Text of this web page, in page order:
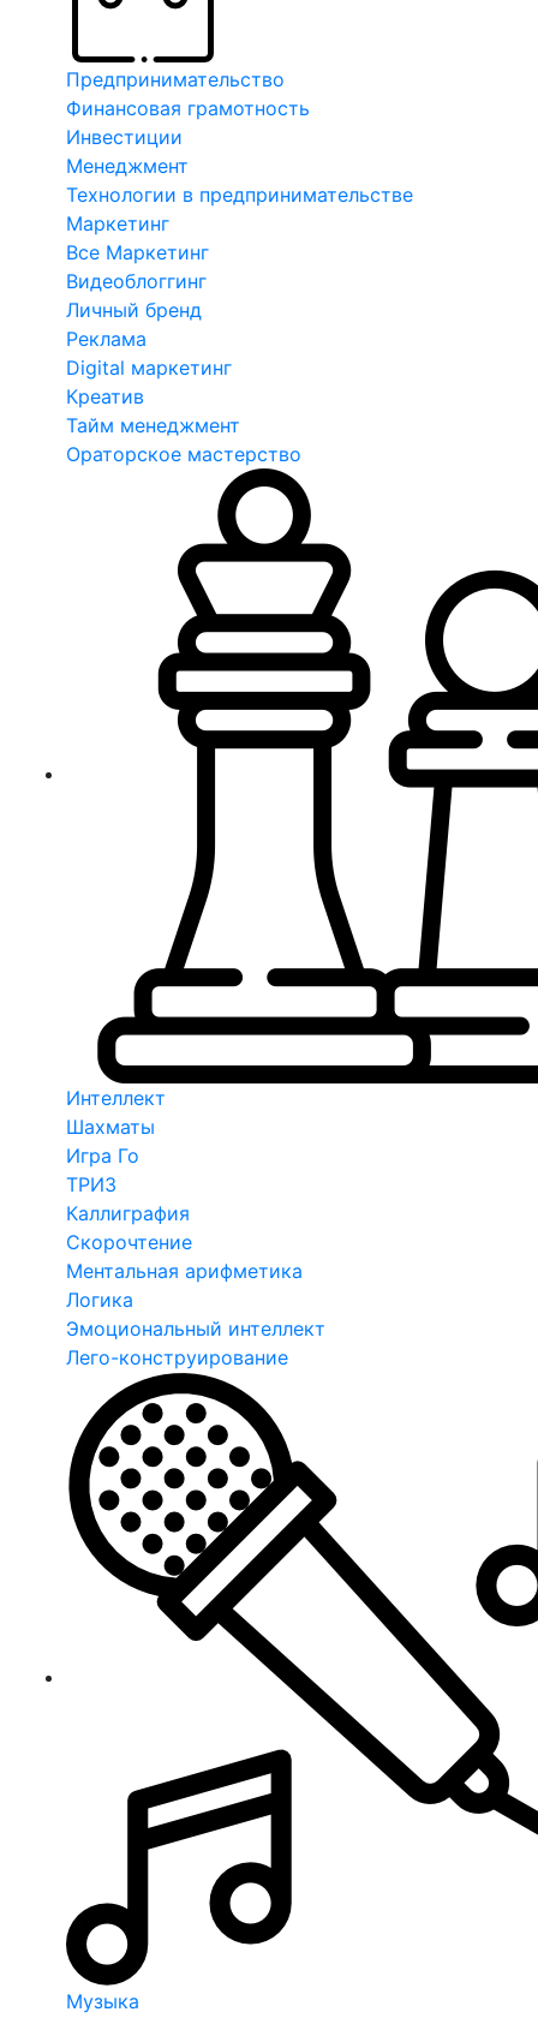
Предпринимательство
Финансовая грамотность
Инвестиции
Менеджмент
Технологии в предпринимательстве
Маркетинг
Все Маркетинг
Видеоблоггинг
Личный бренд
Реклама
Digital маркетинг
Креатив
Тайм менеджмент
Ораторское мастерство
Интеллект
Шахматы
Игра Го
ТРИЗ
Каллиграфия
Скорочтение
Ментальная арифметика
Логика
Эмоциональный интеллект
Лего-конструирование
Музыка